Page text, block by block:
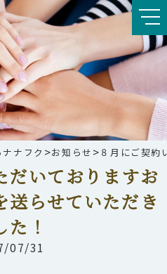
ナフク >お知らせ > ８月にご契約
だいておりますお
送らせていただき
た！
07/31